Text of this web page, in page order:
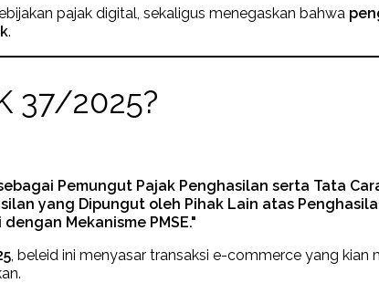
pajak digital, sekaligus menegaskan bahwa
.
37/2025?
Pemungut Pajak Penghasilan serta Tata
yang Dipungut oleh Pihak Lain atas
Mekanisme PMSE."
, beleid ini menyasar transaksi e-commerce yang